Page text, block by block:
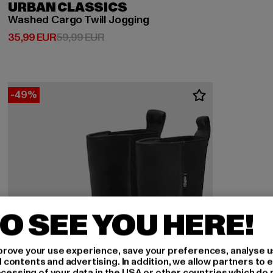
URBAN CLASSICS
Washed Cargo Twill Jogging
35,99 EUR
Derzeitiger Preis: 35,99 EUR
59,99 EURAktionspreis: 59,99 EUR
-49%
SEE YOU HERE!
your use experience, save your preferences, analyse
and advertising. In addition, we allow partners to